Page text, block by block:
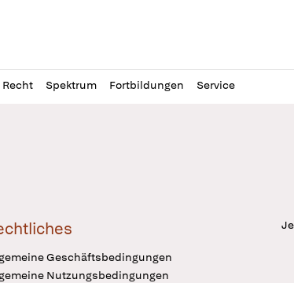
Recht Spektrum Fortbildungen Service
Geschäftsbedingungen
Nutzungsbedingungen